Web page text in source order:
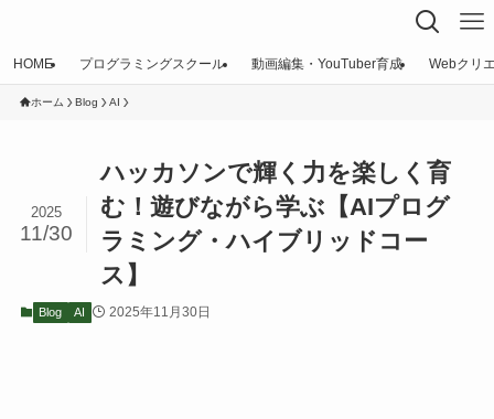
HOME プログラミングスクール 動画編集・YouTuber育成 Webクリ
ホーム Blog AI
ハッカソンで輝く力を楽しく育
む！遊びながら学ぶ【AIプログ
ラミング・ハイブリッドコー
ス】
2025
11/30
Blog AI 2025年11月30日